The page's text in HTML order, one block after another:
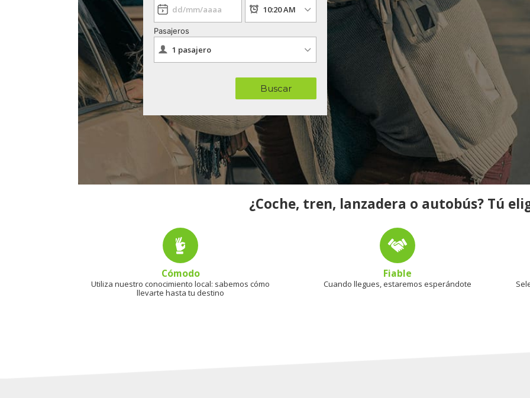
Pasajeros
Buscar
¿Coche, tren, lanzadera o autobús? Tú
Cómodo
Utiliza nuestro conocimiento local: sabemos cómo
llevarte hasta tu destino
Fiable
Cuando llegues, estaremos esperándote